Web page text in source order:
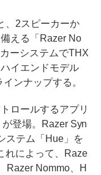
、2スピーカーか
える「Razer No
ーシステムでTHX
イエンドモデル
ンナップする。
ロールするアプリ
登場。Razer Syn
ステム「Hue」を
れによって、Raze
Razer Nommo、H